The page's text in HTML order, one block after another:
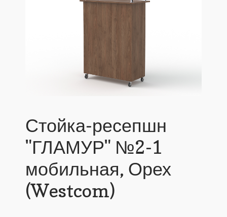
Стойка-ресепшн
"ГЛАМУР" №2-1
мобильная, Орех
(Westcom)